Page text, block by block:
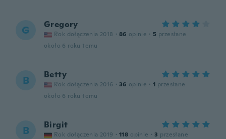
G Gregory
Rok dołączenia 2018 · 86 opinie · 5 przesłane
około 6 roku temu
B Betty
Rok dołączenia 2016 · 36 opinie · 1 przesłane
około 6 roku temu
B Birgit
Rok dołączenia 2019 · 118 opinie · 3 przesłane